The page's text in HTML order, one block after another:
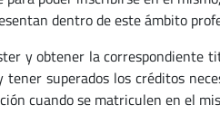
dentro de este ámbito
y obtener la correspondiente
tener superados los créditos
cuando se matriculen en el